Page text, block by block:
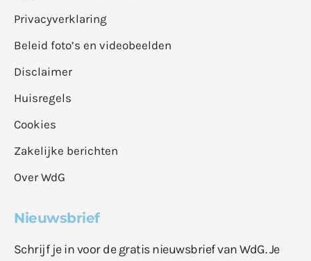
Privacyverklaring
Beleid foto’s en videobeelden
Disclaimer
Huisregels
Cookies
Zakelijke berichten
Over WdG
Nieuwsbrief
Schrijf je in voor de gratis nieuwsbrief van WdG. Je